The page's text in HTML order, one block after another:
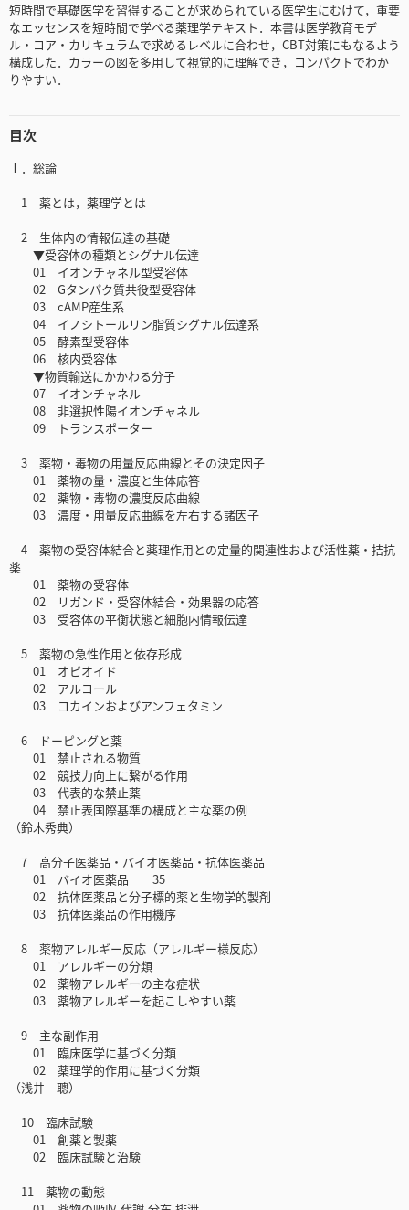
短時間で基礎医学を習得することが求められている医学生にむけて，重要
なエッセンスを短時間で学べる薬理学テキスト．本書は医学教育モデ
ル・コア・カリキュラムで求めるレベルに合わせ，CBT対策にもなるよう
構成した．カラーの図を多用して視覚的に理解でき，コンパクトでわか
りやすい．
目次
Ⅰ．総論
1 薬とは，薬理学とは
2 生体内の情報伝達の基礎
▼受容体の種類とシグナル伝達
01 イオンチャネル型受容体
02 Gタンパク質共役型受容体
03 cAMP産生系
04 イノシトールリン脂質シグナル伝達系
05 酵素型受容体
06 核内受容体
▼物質輸送にかかわる分子
07 イオンチャネル
08 非選択性陽イオンチャネル
09 トランスポーター
3 薬物・毒物の用量反応曲線とその決定因子
01 薬物の量・濃度と生体応答
02 薬物・毒物の濃度反応曲線
03 濃度・用量反応曲線を左右する諸因子
4 薬物の受容体結合と薬理作用との定量的関連性および活性薬・拮抗
薬
01 薬物の受容体
02 リガンド・受容体結合・効果器の応答
03 受容体の平衡状態と細胞内情報伝達
5 薬物の急性作用と依存形成
01 オピオイド
02 アルコール
03 コカインおよびアンフェタミン
6 ドーピングと薬
01 禁止される物質
02 競技力向上に繋がる作用
03 代表的な禁止薬
04 禁止表国際基準の構成と主な薬の例
（鈴木秀典）
7 高分子医薬品・バイオ医薬品・抗体医薬品
01 バイオ医薬品 35
02 抗体医薬品と分子標的薬と生物学的製剤
03 抗体医薬品の作用機序
8 薬物アレルギー反応（アレルギー様反応）
01 アレルギーの分類
02 薬物アレルギーの主な症状
03 薬物アレルギーを起こしやすい薬
9 主な副作用
01 臨床医学に基づく分類
02 薬理学的作用に基づく分類
（浅井 聰）
10 臨床試験
01 創薬と製薬
02 臨床試験と治験
11 薬物の動態